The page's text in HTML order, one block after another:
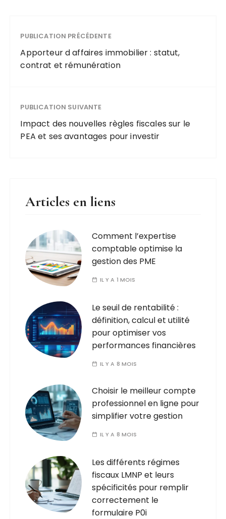
optimiser vos
performance
s financières
PME
PUBLICATION PRÉCÉDENTE
Apporteur d affaires immobilier : statut,
contrat et rémunération
PUBLICATION SUIVANTE
Impact des nouvelles règles fiscales sur le
PEA et ses avantages pour investir
Articles en liens
Comment l’expertise
comptable optimise la
gestion des PME
IL Y A 1 MOIS
Le seuil de rentabilité :
définition, calcul et utilité
pour optimiser vos
performances financières
IL Y A 8 MOIS
Choisir le meilleur compte
professionnel en ligne pour
simplifier votre gestion
IL Y A 8 MOIS
Les différents régimes
fiscaux LMNP et leurs
spécificités pour remplir
correctement le
formulaire P0i